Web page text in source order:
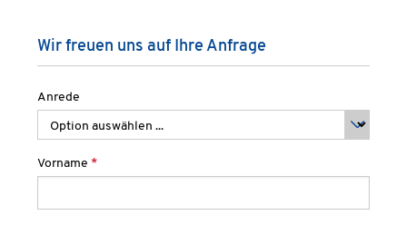
Wir freuen uns auf Ihre Anfrage
Anrede
Vorname *